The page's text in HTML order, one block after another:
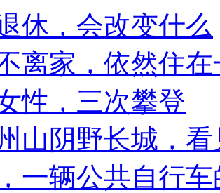
休，会改变什么
离家，依然住
性，三次攀登
山阴野长城，
一辆公共自行